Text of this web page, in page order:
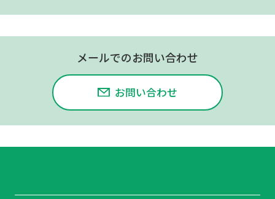
メールでのお問い合わせ
お問い合わせ